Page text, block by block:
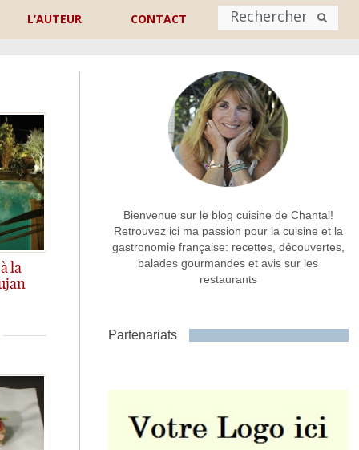
L’AUTEUR CONTACT
Nom
Adresse de contact
Commentaire ou message *
la
Bienvenue sur le blog cuisine de Chantal!
Retrouvez ici ma passion pour la cuisine et la
gastronomie française: recettes, découvertes,
balades gourmandes et avis sur les
restaurants
Partenariats